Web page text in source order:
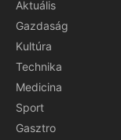
Aktuális
Gazdaság
Kultúra
Technika
Medicina
Sport
Gasztro